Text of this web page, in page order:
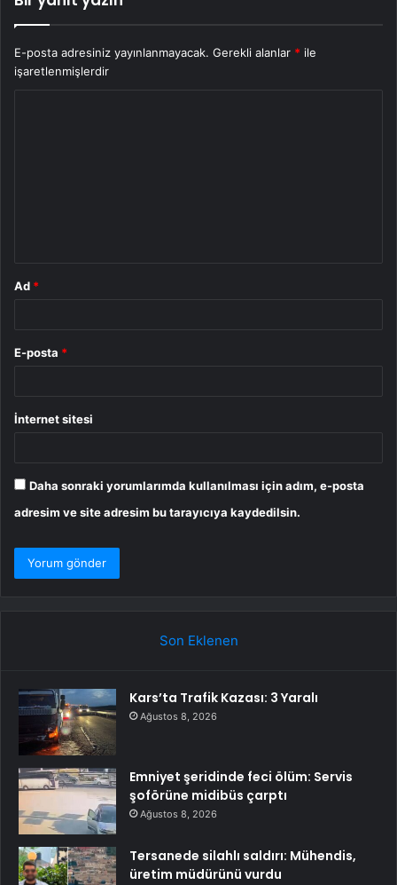
E-posta adresiniz yayınlanmayacak. Gerekli alanlar * ile
işaretlenmişlerdir
Ad *
E-posta *
İnternet sitesi
Daha sonraki yorumlarımda kullanılması için adım, e-posta
adresim ve site adresim bu tarayıcıya kaydedilsin.
Son Eklenen
Kars’ta Trafik Kazası: 3 Yaralı
Ağustos 8, 2026
Emniyet şeridinde feci ölüm: Servis
şoförüne midibüs çarptı
Ağustos 8, 2026
Tersanede silahlı saldırı: Mühendis,
üretim müdürünü vurdu